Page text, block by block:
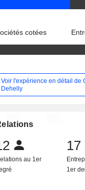
cotées
Voir l'expérience en détail de
Dehelly
au 1er
17
1er